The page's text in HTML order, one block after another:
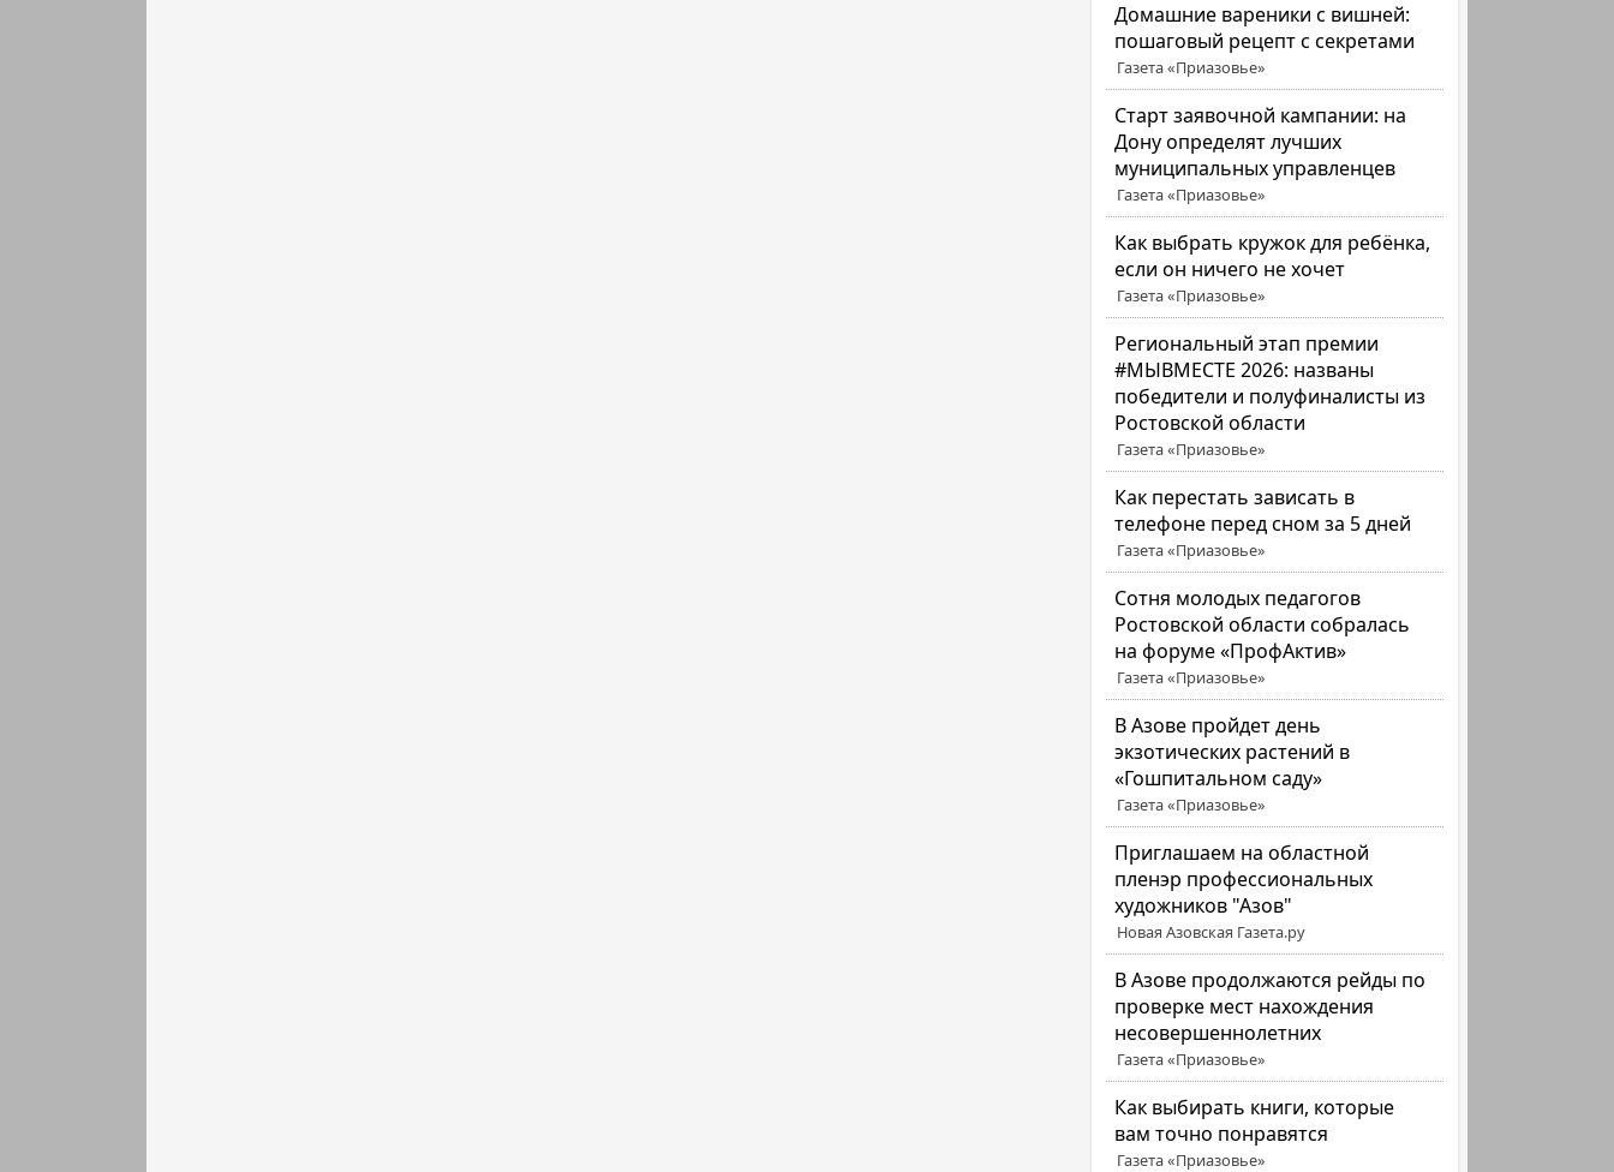
Домашние вареники с вишней:
пошаговый рецепт с секретами
Газета «Приазовье»
Старт заявочной кампании: на
Дону определят лучших
муниципальных управленцев
Газета «Приазовье»
Как выбрать кружок для ребёнка,
если он ничего не хочет
Газета «Приазовье»
Региональный этап премии
#МЫВМЕСТЕ 2026: названы
победители и полуфиналисты из
Ростовской области
Газета «Приазовье»
Как перестать зависать в
телефоне перед сном за 5 дней
Газета «Приазовье»
Сотня молодых педагогов
Ростовской области собралась
на форуме «ПрофАктив»
Газета «Приазовье»
В Азове пройдет день
экзотических растений в
«Гошпитальном саду»
Газета «Приазовье»
Приглашаем на областной
пленэр профессиональных
художников "Азов"
Новая Азовская Газета.ру
В Азове продолжаются рейды по
проверке мест нахождения
несовершеннолетних
Газета «Приазовье»
Как выбирать книги, которые
вам точно понравятся
Газета «Приазовье»